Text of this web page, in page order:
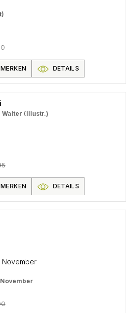
MERKEN DETAILS
Walter (Illustr.)
MERKEN DETAILS
November